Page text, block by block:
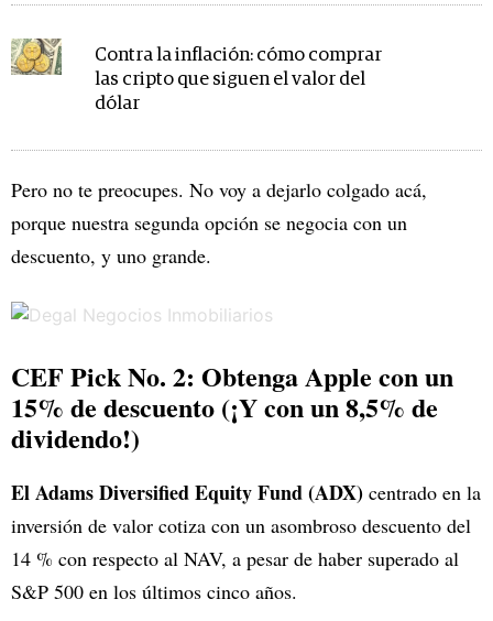
Contra la inflación: cómo comprar
las cripto que siguen el valor del
dólar
Pero no te preocupes. No voy a dejarlo colgado acá,
porque nuestra segunda opción se negocia con un
descuento, y uno grande.
CEF Pick No. 2: Obtenga Apple con un
15% de descuento (¡Y con un 8,5% de
dividendo!)
El Adams Diversified Equity Fund (ADX) centrado en la
inversión de valor cotiza con un asombroso descuento del
14 % con respecto al NAV, a pesar de haber superado al
S&P 500 en los últimos cinco años.